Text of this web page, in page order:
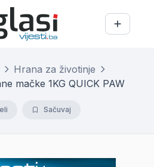
Hrana za životinje
mačke 1KG QUICK PAW
Sačuvaj